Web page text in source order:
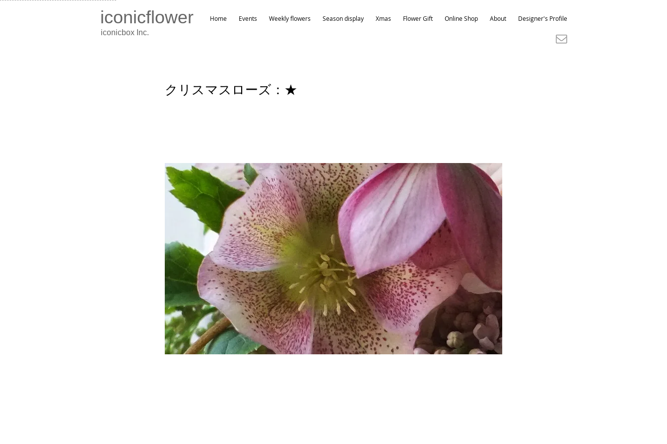
iconicflower Home Events Weekly flowers Season display Xmas Flower Gift Online Shop About Designer's Profile
iconicbox Inc.
クリスマスローズ：★